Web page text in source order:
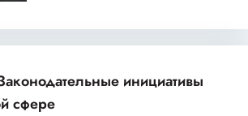
инициативы
сфере